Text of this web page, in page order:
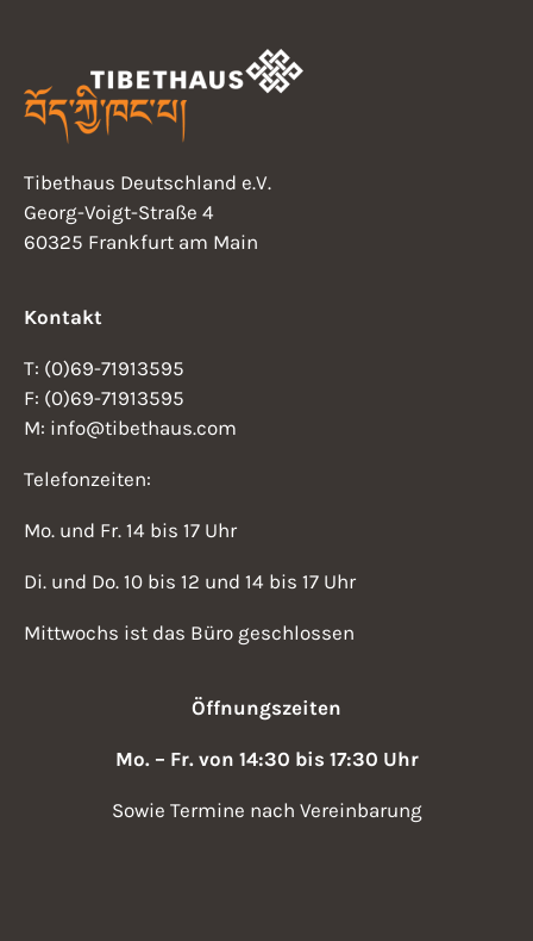
Tibethaus Deutschland e.V.
Georg-Voigt-Straße 4
60325 Frankfurt am Main
Kontakt
T: (0)69-71913595
F: (0)69-71913595
M: info@tibethaus.com
Telefonzeiten:
Mo. und Fr. 14 bis 17 Uhr
Di. und Do. 10 bis 12 und 14 bis 17 Uhr
Mittwochs ist das Büro geschlossen
Öffnungszeiten
Mo. – Fr. von 14:30 bis 17:30 Uhr
Sowie Termine nach Vereinbarung